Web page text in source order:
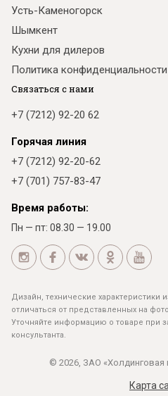
Усть-Каменогорск
Шымкент
Кухни для дилеров
Политика конфиденциальности
Связаться с нами
+7 (7212) 92-20 62
Горячая линия
+7 (7212) 92-20-62
+7 (701) 757-83-47
Время работы:
Пн — пт: 08.30 — 19.00
Дизайн, технические характеристики
отличаться от представленных на
Уточняйте информацию о товаре при
консультанта.
© 2026, ЗАО «Холдинговая
Карта